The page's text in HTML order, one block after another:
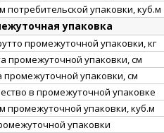
потребительской упаковки, куб.м
упаковка
промежуточной упаковки, кг
промежуточной упаковки, см
промежуточной упаковки, см
в промежуточной упаковке
промежуточной упаковки, куб.м
упаковки